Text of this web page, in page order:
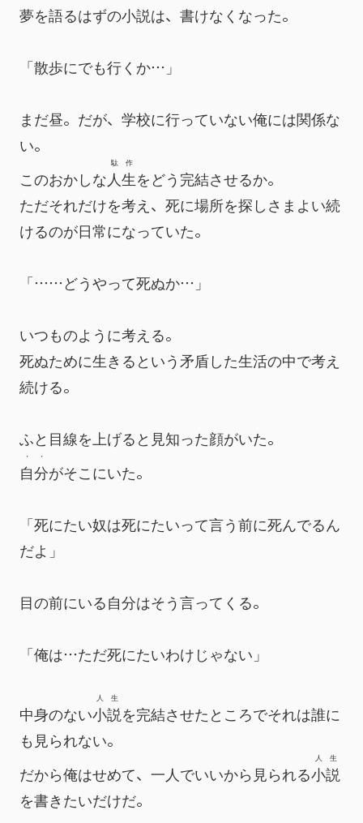
夢を語るはずの小説は、書けなくなった。
「散歩にでも行くか…」
まだ昼。だが、学校に行っていない俺には関係な
い。
このおかしな人生
駄作
をどう完結させるか。
ただそれだけを考え、死に場所を探しさまよい続
けるのが日常になっていた。
「……どうやって死ぬか…」
いつものように考える。
死ぬために生きるという矛盾した生活の中で考え
続ける。
ふと目線を上げると見知った顔がいた。
自
・
分
・
がそこにいた。
「死にたい奴は死にたいって言う前に死んでるん
だよ」
目の前にいる自分はそう言ってくる。
「俺は…ただ死にたいわけじゃない」
中身のない小説
人生
を完結させたところでそれは誰に
も見られない。
だから俺はせめて、一人でいいから見られる小説
人生
を書きたいだけだ。